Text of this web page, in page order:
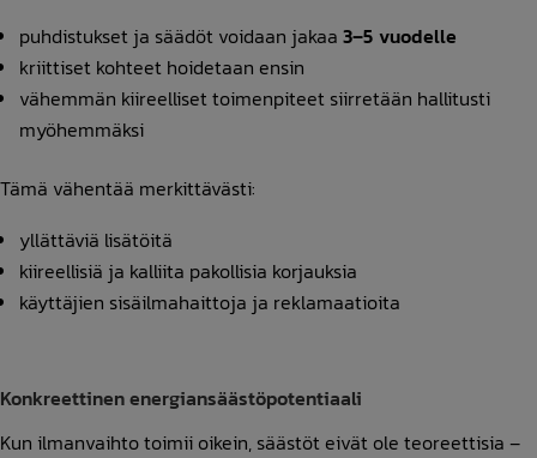
puhdistukset ja säädöt voidaan jakaa 3–5 vuodelle
kriittiset kohteet hoidetaan ensin
vähemmän kiireelliset toimenpiteet siirretään hallitusti
myöhemmäksi
Tämä vähentää merkittävästi:
yllättäviä lisätöitä
kiireellisiä ja kalliita pakollisia korjauksia
käyttäjien sisäilmahaittoja ja reklamaatioita
Konkreettinen energiansäästöpotentiaali
Kun ilmanvaihto toimii oikein, säästöt eivät ole teoreettisia –